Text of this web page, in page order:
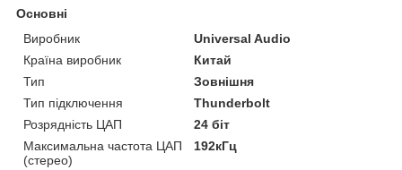
Основні
Виробник
Universal Audio
Країна виробник
Китай
Тип
Зовнішня
Тип підключення
Thunderbolt
Розрядність ЦАП
24 біт
Максимальна частота ЦАП
(стерео)
192кГц